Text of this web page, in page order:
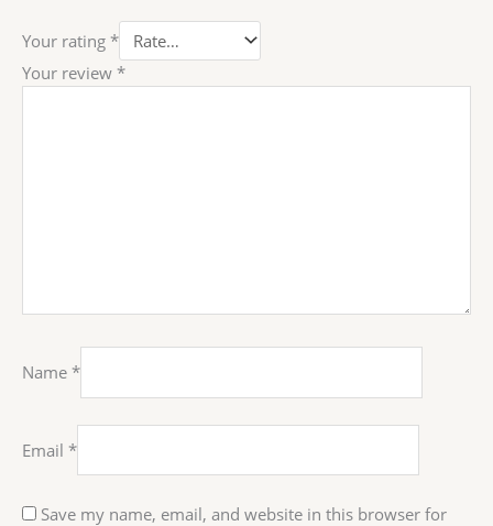
Your rating *
Your review *
Name *
Email *
Save my name, email, and website in this browser for